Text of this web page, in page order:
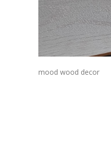
mood wood decor